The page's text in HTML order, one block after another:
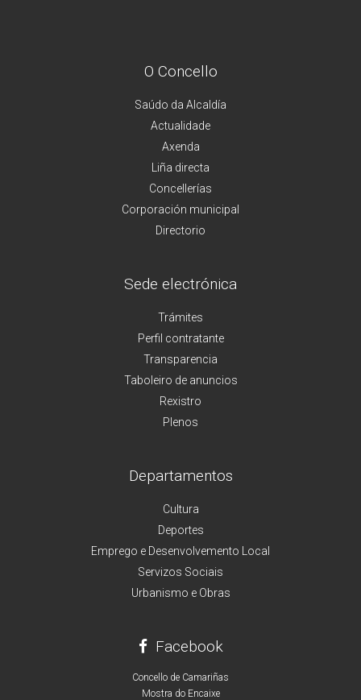
O Concello
Saúdo da Alcaldía
Actualidade
Axenda
Liña directa
Concellerías
Corporación municipal
Directorio
Sede electrónica
Trámites
Perfil contratante
Transparencia
Taboleiro de anuncios
Rexistro
Plenos
Departamentos
Cultura
Deportes
Emprego e Desenvolvemento Local
Servizos Sociais
Urbanismo e Obras
Facebook
Concello de Camariñas
Mostra do Encaixe